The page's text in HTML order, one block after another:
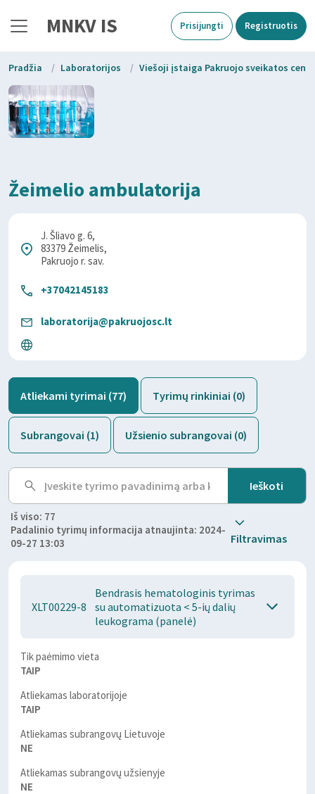
MNKV IS Prisijungti Registruotis
Pradžia / Laboratorijos / Viešoji įstaiga Pakruojo sveikatos
Žeimelio ambulatorija
J. Šliavo g. 6,
83379 Žeimelis,
Pakruojo r. sav.
+37042145183
laboratorija@pakruojosc.lt
Atliekami tyrimai (77) Tyrimų rinkiniai (0)
Subrangovai (1) Užsienio subrangovai (0)
Iš viso: 77
Padalinio tyrimų informacija atnaujinta: 2024-
09-27 13:03
Filtravimas
XLT00229-8
Bendrasis hematologinis tyrimas
su automatizuota < 5-ių dalių
leukograma (panelė)
Tik paėmimo vieta
TAIP
Atliekamas laboratorijoje
TAIP
Atliekamas subrangovų Lietuvoje
NE
Atliekamas subrangovų užsienyje
NE